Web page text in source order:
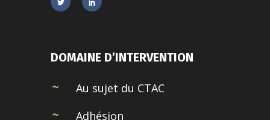
DOMAINE D’INTERVENTION
Au sujet du CTAC
Adhésion